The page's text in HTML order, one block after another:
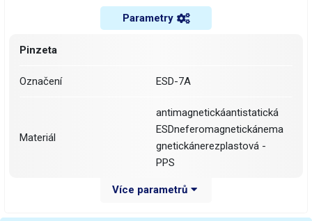
Parametry
Pinzeta
Označení ESD-7A
Materiál
antimagnetickáantistatická
ESDneferomagnetickánema
gnetickánerezplastová -
PPS
130 mm
Více parametrů